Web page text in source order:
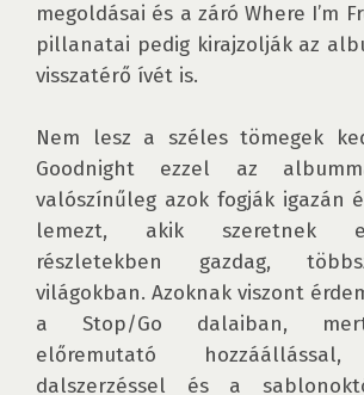
megoldásai és a záró Where I’m
pillanatai pedig kirajzolják az
visszatérő ívét is.
Nem lesz a széles tömegek
Goodnight ezzel az
valószínűleg azok fogják igazán
lemezt, akik szeretnek
részletekben gazdag,
világokban. Azoknak viszont
a Stop/Go dalaiban,
előremutató hozzáállással,
dalszerzéssel és a